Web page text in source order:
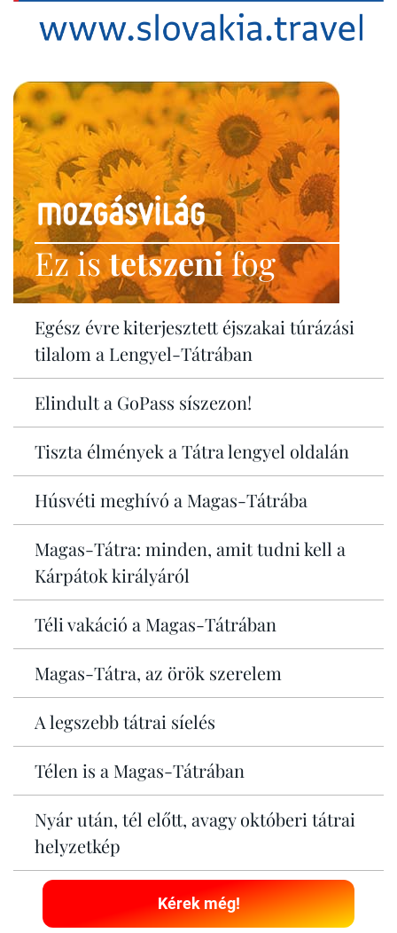
Ez istetszenifog
Egész évre kiterjesztett éjszakai túrázási
tilalom a Lengyel-Tátrában
Elindult a GoPass síszezon!
Tiszta élmények a Tátra lengyel oldalán
Húsvéti meghívó a Magas-Tátrába
Magas-Tátra: minden, amit tudni kell a
Kárpátok királyáról
Téli vakáció a Magas-Tátrában
Magas-Tátra, az örök szerelem
A legszebb tátrai síelés
Télen is a Magas-Tátrában
Nyár után, tél előtt, avagy októberi tátrai
helyzetkép
Kérek még!